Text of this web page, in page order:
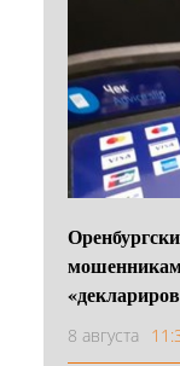
мошенникам
8 августа